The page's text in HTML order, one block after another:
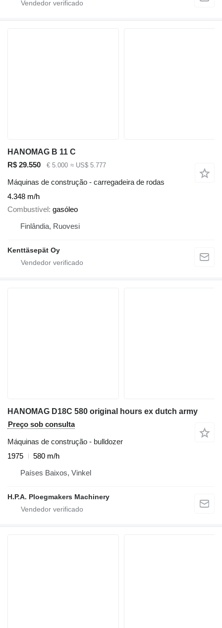
HANOMAG B 11 C
R$ 29.550
€ 5.000 ≈ US$ 5.777
Máquinas de construção - carregadeira de rodas
4.348 m/h
Combustível gasóleo
Finlândia, Ruovesi
Kenttäsepät Oy
HANOMAG D18C 580 original hours ex dutch army
Preço sob consulta
Máquinas de construção - bulldozer
1975
580 m/h
Países Baixos, Vinkel
H.P.A. Ploegmakers Machinery